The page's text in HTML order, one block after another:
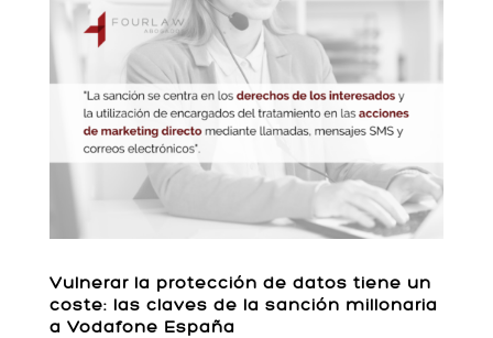
Vulnerar la protección de datos tiene un
coste: las claves de la sanción millonaria
a Vodafone España